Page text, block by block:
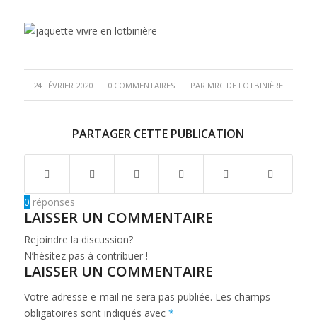
24 FÉVRIER 2020
/ 0 COMMENTAIRES
/ PAR MRC DE LOTBINIÈRE
PARTAGER CETTE PUBLICATION
0 réponses
LAISSER UN COMMENTAIRE
Rejoindre la discussion?
N’hésitez pas à contribuer !
LAISSER UN COMMENTAIRE
Votre adresse e-mail ne sera pas publiée. Les champs
obligatoires sont indiqués avec *